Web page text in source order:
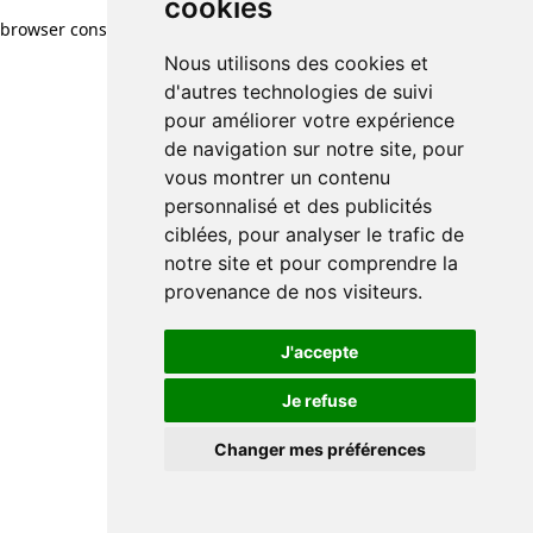
cookies
Nous utilisons des cookies et
d'autres technologies de suivi
pour améliorer votre expérience
de navigation sur notre site, pour
vous montrer un contenu
personnalisé et des publicités
ciblées, pour analyser le trafic de
notre site et pour comprendre la
provenance de nos visiteurs.
J'accepte
Je refuse
Changer mes préférences
browser console for more information)